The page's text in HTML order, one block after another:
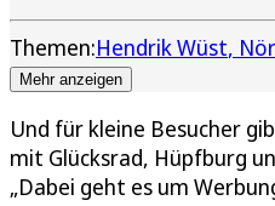
Themen:Hendrik Wüst
Mehr anzeigen
Und für kleine Besucher
mit Glücksrad, Hüpfburg
„Dabei geht es um